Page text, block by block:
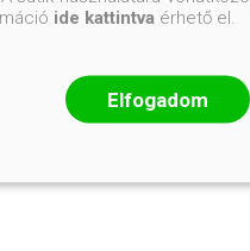
ide kattintva érhető el.
Elfogadom